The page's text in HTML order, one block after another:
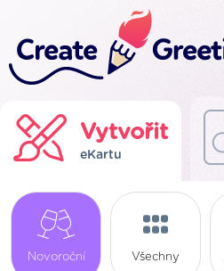
Vytvořit
eKartu
Novoroční Všechny